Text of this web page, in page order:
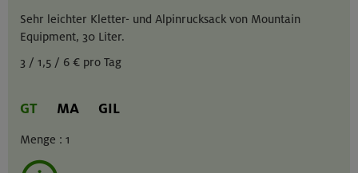
Sehr leichter Kletter- und Alpinrucksack von Mountain
Equipment, 30 Liter.
3 / 1,5 / 6 € pro Tag
GT MA GIL
Menge : 1